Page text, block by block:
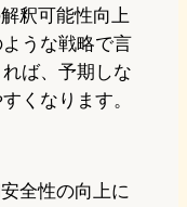
釈可能性向上
うな戦略で言
ば、予期しな
くなります。
全性の向上に